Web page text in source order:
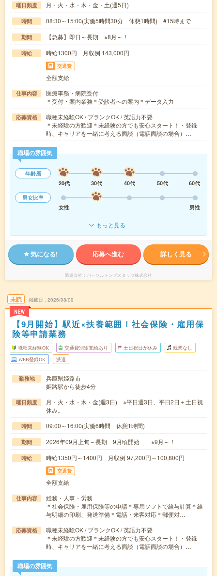
曜日頻度 月・火・水・木・金・土(週5日)
時間 08:30～15:00(実働5時間30分 休憩1時間) #15時まで
期間 【急募】即日～長期 ※8月～！
時給 時給1300円 月収例 143,000円
交通費
全額支給
仕事内容
医療事務・病院受付
＊受付・案内業務＊受診者への案内＊データ入力
応募資格
職種未経験OK / ブランクOK / 英語力不要
＊未経験の方歓迎＊未経験の方でも安心スタート！・登録
時、キャリアを一緒に考える面談（電話面談の場合）…
職場の雰囲気
年齢層
20代
30代 40代 50代
60代
男女比率
女性
男性
もっと見る
気になる! 応募へ進む 詳しく見る
派遣会社 パーソルテンプスタッフ株式会社
未読
NEW
掲載日 2026/08/09
【9月開始】駅近×扶養範囲！社会保険・雇用保
険等申請業務
職種未経験OK 交通費別途支給あり 土日祝日が休み 残業なし
WEB登録OK 派遣
勤務地
兵庫県姫路市
姫路駅から徒歩4分
曜日頻度
月・火・水・木・金(週3日) ※平日週3日、平日2日＋土日祝
休み。
時間 09:00～16:00(実働6時間 休憩1時間)
期間 2026年09月上旬～長期 9月頃開始 ※9月～！
時給 時給1350円～1400円 月収例 97,200円～100,800円
交通費
全額支給
仕事内容
総務・人事・労務
＊社会保険・雇用保険等の申請＊専用ソフトで給与計算＊給
与明細の印刷、発送準備＊電話・来客対応＊郵便対…
応募資格
職種未経験OK / ブランクOK / 英語力不要
＊未経験の方歓迎＊未経験の方でも安心スタート！・登録
時、キャリアを一緒に考える面談（電話面談の場合）…
職場の雰囲気